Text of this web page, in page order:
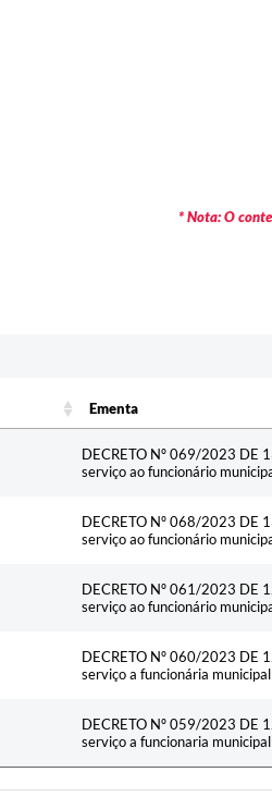
* Nota: O
Ementa
DECRETO Nº 069/2023 DE
serviço ao funcionário
DECRETO Nº 068/2023 DE
serviço ao funcionário
DECRETO Nº 061/2023 DE
serviço ao funcionário
DECRETO Nº 060/2023 DE
serviço a funcionária
DECRETO Nº 059/2023 DE
serviço a funcionaria